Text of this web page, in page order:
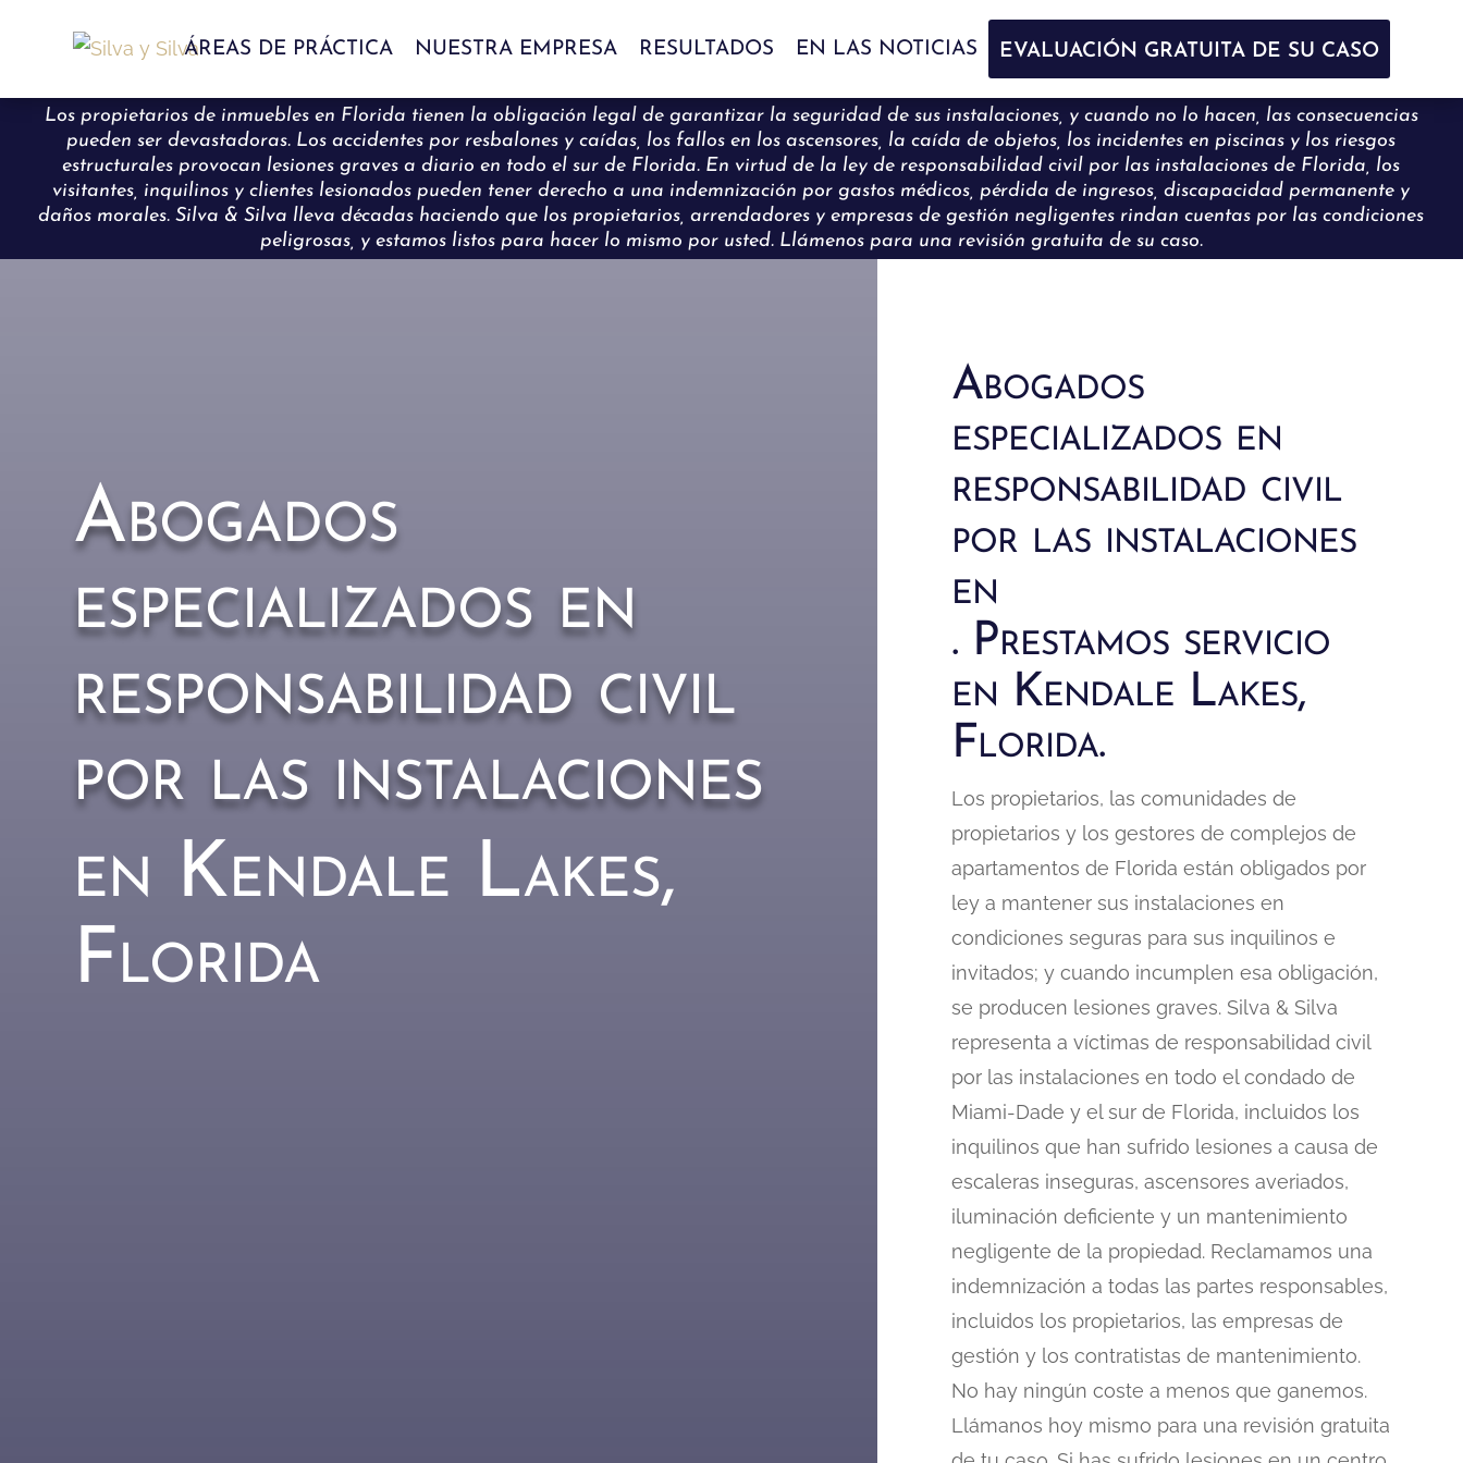
ÁREAS DE PRÁCTICA NUESTRA EMPRESA RESULTADOS EN LAS NOTICIAS EVALUACIÓN GRATUITA DE SU CASO
Los propietarios de inmuebles en Florida tienen la obligación legal de garantizar la seguridad de sus instalaciones, y cuando no lo hacen, las consecuencias
pueden ser devastadoras. Los accidentes por resbalones y caídas, los fallos en los ascensores, la caída de objetos, los incidentes en piscinas y los riesgos
estructurales provocan lesiones graves a diario en todo el sur de Florida. En virtud de la ley de responsabilidad civil por las instalaciones de Florida, los
visitantes, inquilinos y clientes lesionados pueden tener derecho a una indemnización por gastos médicos, pérdida de ingresos, discapacidad permanente y
daños morales. Silva & Silva lleva décadas haciendo que los propietarios, arrendadores y empresas de gestión negligentes rindan cuentas por las condiciones
peligrosas, y estamos listos para hacer lo mismo por usted. Llámenos para una revisión gratuita de su caso.
Abogados
especializados en
responsabilidad civil
por las instalaciones
en Kendale Lakes,
Florida
Abogados
especializados en
responsabilidad civil
por las instalaciones
en
. Prestamos servicio
en Kendale Lakes,
Florida.
Los propietarios, las comunidades de
propietarios y los gestores de complejos de
apartamentos de Florida están obligados por
ley a mantener sus instalaciones en
condiciones seguras para sus inquilinos e
invitados; y cuando incumplen esa obligación,
se producen lesiones graves. Silva & Silva
representa a víctimas de responsabilidad civil
por las instalaciones en todo el condado de
Miami-Dade y el sur de Florida, incluidos los
inquilinos que han sufrido lesiones a causa de
escaleras inseguras, ascensores averiados,
iluminación deficiente y un mantenimiento
negligente de la propiedad. Reclamamos una
indemnización a todas las partes responsables,
incluidos los propietarios, las empresas de
gestión y los contratistas de mantenimiento.
No hay ningún coste a menos que ganemos.
Llámanos hoy mismo para una revisión gratuita